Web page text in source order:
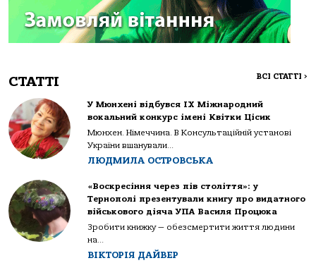
СТАТТІ ВСІ СТАТТІ >
У Мюнхені відбувся IX Міжнародний
вокальний конкурс імені Квітки Цісик
Мюнхен. Німеччина. В Консультаційній установі
України вшанували...
ЛЮДМИЛА ОСТРОВСЬКА
«Воскресіння через пів століття»: у
Тернополі презентували книгу про видатного
військового діяча УПА Василя Процюка
Зробити книжку — обезсмертити життя людини
на...
ВІКТОРІЯ ДАЙВЕР